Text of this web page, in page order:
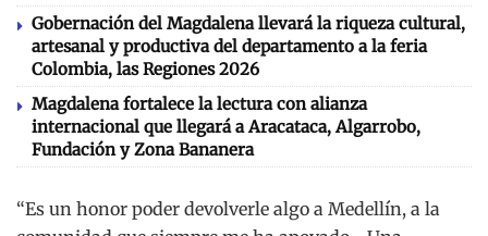
Gobernación del Magdalena llevará la riqueza cultural,
artesanal y productiva del departamento a la feria
Colombia, las Regiones 2026
Magdalena fortalece la lectura con alianza
internacional que llegará a Aracataca, Algarrobo,
Fundación y Zona Bananera
“Es un honor poder devolverle algo a Medellín, a la